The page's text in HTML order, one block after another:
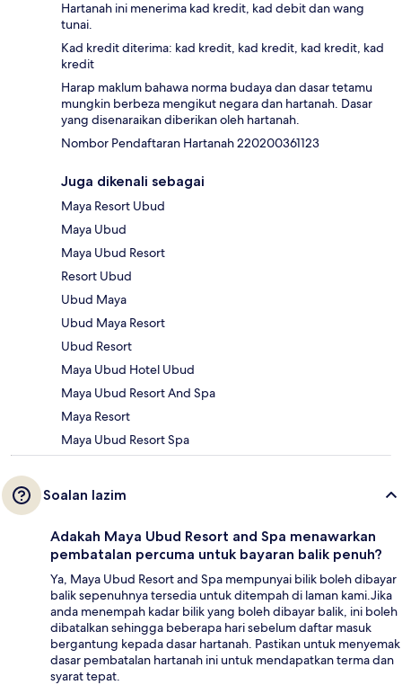
Hartanah ini menerima kad kredit, kad debit dan wang
tunai.
Kad kredit diterima: kad kredit, kad kredit, kad kredit, kad
kredit
Harap maklum bahawa norma budaya dan dasar tetamu
mungkin berbeza mengikut negara dan hartanah. Dasar
yang disenaraikan diberikan oleh hartanah.
Nombor Pendaftaran Hartanah 220200361123
Juga dikenali sebagai
Maya Resort Ubud
Maya Ubud
Maya Ubud Resort
Resort Ubud
Ubud Maya
Ubud Maya Resort
Ubud Resort
Maya Ubud Hotel Ubud
Maya Ubud Resort And Spa
Maya Resort
Maya Ubud Resort Spa
Soalan lazim
Adakah Maya Ubud Resort and Spa menawarkan
pembatalan percuma untuk bayaran balik penuh?
Ya, Maya Ubud Resort and Spa mempunyai bilik boleh dibayar
balik sepenuhnya tersedia untuk ditempah di laman kami.Jika
anda menempah kadar bilik yang boleh dibayar balik, ini boleh
dibatalkan sehingga beberapa hari sebelum daftar masuk
bergantung kepada dasar hartanah. Pastikan untuk menyemak
dasar pembatalan hartanah ini untuk mendapatkan terma dan
syarat tepat.